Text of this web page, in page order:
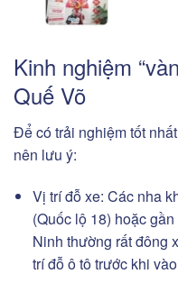
Kinh nghiệm
Quế Võ
Để có trải nghiệm tốt
nên lưu ý:
Vị trí đỗ xe: Các nha
(Quốc lộ 18) hoặc
Ninh thường rất đông
trí đỗ ô tô trước khi